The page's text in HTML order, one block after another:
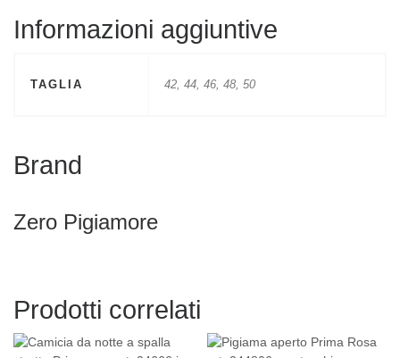
Informazioni aggiuntive
TAGLIA 42, 44, 46, 48, 50
Brand
Zero Pigiamore
Prodotti correlati